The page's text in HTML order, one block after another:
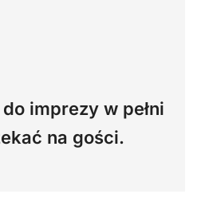
imprezy w pełni
na gości.